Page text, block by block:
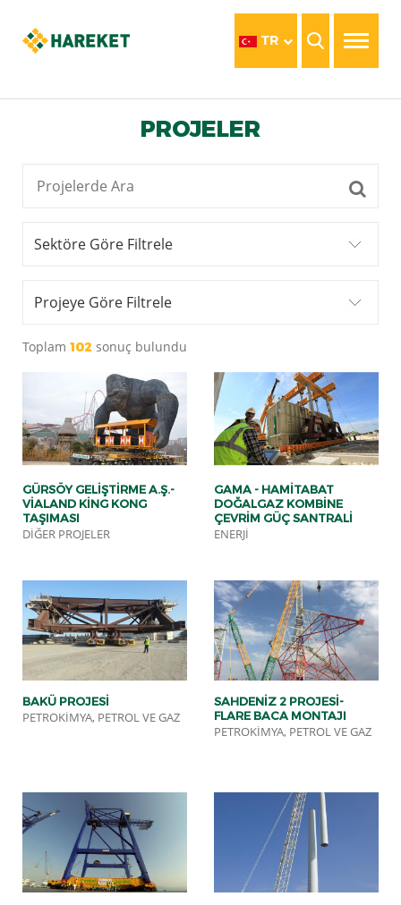
TR
PROJELER
Sektöre Göre Filtrele
Projeye Göre Filtrele
Toplam 102 sonuç bulundu
GÜRSÖY GELIŞTIRME A.Ş.-
VIALAND KING KONG
TAŞIMASI
DIĞER PROJELER
GAMA - HAMITABAT
DOĞALGAZ KOMBINE
ÇEVRIM GÜÇ SANTRALI
ENERJI
BAKÜ PROJESI
PETROKIMYA, PETROL VE GAZ
SAHDENIZ 2 PROJESI-
FLARE BACA MONTAJI
PETROKIMYA, PETROL VE GAZ